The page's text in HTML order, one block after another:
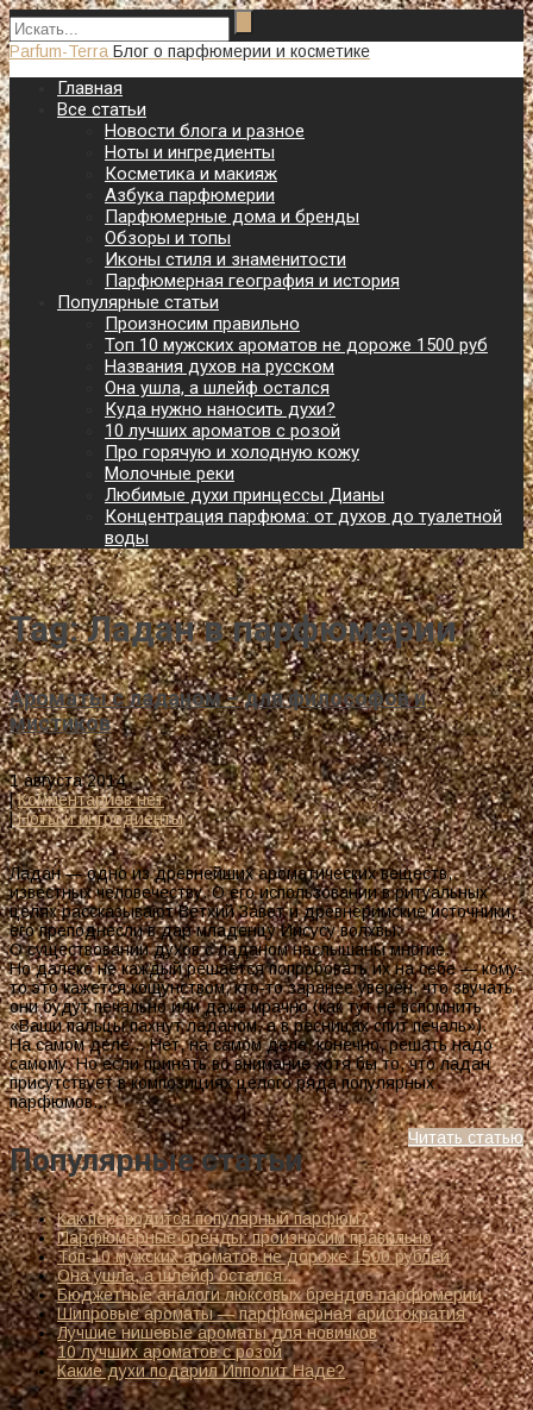
Parfum-Terra Блог о парфюмерии и косметике
Главная
Все статьи
Новости блога и разное
Ноты и ингредиенты
Косметика и макияж
Азбука парфюмерии
Парфюмерные дома и бренды
Обзоры и топы
Иконы стиля и знаменитости
Парфюмерная география и история
Популярные статьи
Произносим правильно
Топ 10 мужских ароматов не дороже 1500 руб
Названия духов на русском
Она ушла, а шлейф остался
Куда нужно наносить духи?
10 лучших ароматов с розой
Про горячую и холодную кожу
Молочные реки
Любимые духи принцессы Дианы
Концентрация парфюма: от духов до туалетной
воды
Tag: Ладан в парфюмерии
Ароматы с ладаном – для философов и
мистиков
1 августа 2014
|Комментариев нет
|Ноты и ингредиенты
Ладан — одно из древнейших ароматических веществ,
известных человечеству. О его использовании в ритуальных
целях рассказывают Ветхий Завет и древнеримские источники,
его преподнесли в дар младенцу Иисусу волхвы.
О существовании духов с ладаном наслышаны многие.
Но далеко не каждый решается попробовать их на себе — кому-
то это кажется кощунством, кто-то заранее уверен, что звучать
они будут печально или даже мрачно (как тут не вспомнить
«Ваши пальцы пахнут ладаном, а в ресницах спит печаль»).
На самом деле… Нет, на самом деле, конечно, решать надо
самому. Но если принять во внимание хотя бы то, что ладан
присутствует в композициях целого ряда популярных
парфюмов…
Читать статью
Популярные статьи
Как переводится популярный парфюм?
Парфюмерные бренды: произносим правильно
Топ-10 мужских ароматов не дороже 1500 рублей
Она ушла, а шлейф остался…
Бюджетные аналоги люксовых брендов парфюмерии
Шипровые ароматы — парфюмерная аристократия
Лучшие нишевые ароматы для новичков
10 лучших ароматов с розой
Какие духи подарил Ипполит Наде?